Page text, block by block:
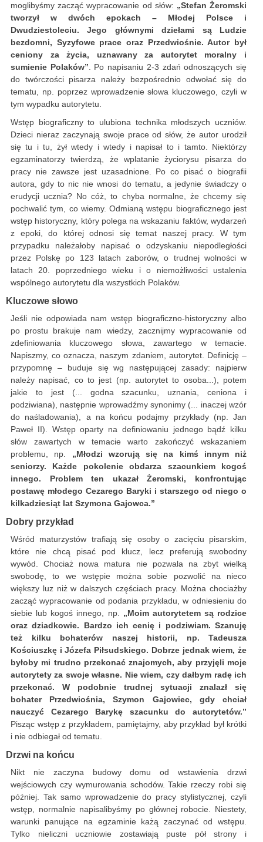
moglibyśmy zacząć wypracowanie od słów: „Stefan Żeromski
tworzył w dwóch epokach – Młodej Polsce i
Dwudziestoleciu. Jego głównymi dziełami są Ludzie
bezdomni, Syzyfowe prace oraz Przedwiośnie. Autor był
ceniony za życia, uznawany za autorytet moralny i
sumienie Polaków”. Po napisaniu 2-3 zdań odnoszących się
do twórczości pisarza należy bezpośrednio odwołać się do
tematu, np. poprzez wprowadzenie słowa kluczowego, czyli w
tym wypadku autorytetu.
Wstęp biograficzny to ulubiona technika młodszych uczniów.
Dzieci nieraz zaczynają swoje prace od słów, że autor urodził
się tu i tu, żył wtedy i wtedy i napisał to i tamto. Niektórzy
egzaminatorzy twierdzą, że wplatanie życiorysu pisarza do
pracy nie zawsze jest uzasadnione. Po co pisać o biografii
autora, gdy to nic nie wnosi do tematu, a jedynie świadczy o
erudycji ucznia? No cóż, to chyba normalne, że chcemy się
pochwalić tym, co wiemy. Odmianą wstępu biograficznego jest
wstęp historyczny, który polega na wskazaniu faktów, wydarzeń
z epoki, do której odnosi się temat naszej pracy. W tym
przypadku należałoby napisać o odzyskaniu niepodległości
przez Polskę po 123 latach zaborów, o trudnej wolności w
latach 20. poprzedniego wieku i o niemożliwości ustalenia
wspólnego autorytetu dla wszystkich Polaków.
Kluczowe słowo
Jeśli nie odpowiada nam wstęp biograficzno-historyczny albo
po prostu brakuje nam wiedzy, zacznijmy wypracowanie od
zdefiniowania kluczowego słowa, zawartego w temacie.
Napiszmy, co oznacza, naszym zdaniem, autorytet. Definicję –
przypomnę – buduje się wg następującej zasady: najpierw
należy napisać, co to jest (np. autorytet to osoba...), potem
jakie to jest (... godna szacunku, uznania, ceniona i
podziwiana), następnie wprowadźmy synonimy (... inaczej wzór
do naśladowania), a na końcu podajmy przykłady (np. Jan
Paweł II). Wstęp oparty na definiowaniu jednego bądź kilku
słów zawartych w temacie warto zakończyć wskazaniem
problemu, np. „Młodzi wzorują się na kimś innym niż
seniorzy. Każde pokolenie obdarza szacunkiem kogoś
innego. Problem ten ukazał Żeromski, konfrontując
postawę młodego Cezarego Baryki i starszego od niego o
kilkadziesiąt lat Szymona Gajowca.”
Dobry przykład
Wśród maturzystów trafiają się osoby o zacięciu pisarskim,
które nie chcą pisać pod klucz, lecz preferują swobodny
wywód. Chociaż nowa matura nie pozwala na zbyt wielką
swobodę, to we wstępie można sobie pozwolić na nieco
większy luz niż w dalszych częściach pracy. Można chociażby
zacząć wypracowanie od podania przykładu, w odniesieniu do
siebie lub kogoś innego, np. „Moim autorytetem są rodzice
oraz dziadkowie. Bardzo ich cenię i podziwiam. Szanuję
też kilku bohaterów naszej historii, np. Tadeusza
Kościuszkę i Józefa Piłsudskiego. Dobrze jednak wiem, że
byłoby mi trudno przekonać znajomych, aby przyjęli moje
autorytety za swoje własne. Nie wiem, czy dałbym radę ich
przekonać. W podobnie trudnej sytuacji znalazł się
bohater Przedwiośnia, Szymon Gajowiec, gdy chciał
nauczyć Cezarego Barykę szacunku do autorytetów.”
Pisząc wstęp z przykładem, pamiętajmy, aby przykład był krótki
i nie odbiegał od tematu.
Drzwi na końcu
Nikt nie zaczyna budowy domu od wstawienia drzwi
wejściowych czy wymurowania schodów. Takie rzeczy robi się
później. Tak samo wprowadzenie do pracy stylistycznej, czyli
wstęp, normalnie napisalibyśmy po głównej robocie. Niestety,
warunki panujące na egzaminie każą zaczynać od wstępu.
Tylko nieliczni uczniowie zostawiają puste pół strony i